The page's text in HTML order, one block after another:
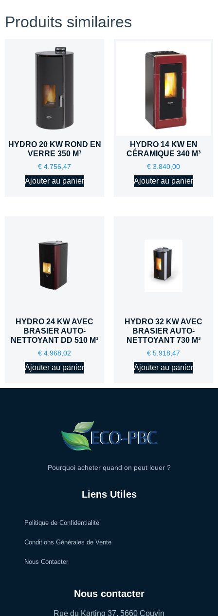
Produits similaires
HYDRO 20 KW ROND EN
VERRE 350 M³
€ 4.756,47
Ajouter au panier
HYDRO 14 KW EN
CÉRAMIQUE 340 M³
€ 3.840,00
Ajouter au panier
HYDRO 24 KW AVEC
BRASIER AUTO-
NETTOYANT DD 510 M³
€ 4.968,02
Ajouter au panier
HYDRO 32 KW AVEC
BRASIER AUTO-
NETTOYANT 730 M³
€ 5.918,47
Ajouter au panier
Pourquoi acheter quand on peut louer ?
Liens Utiles
Politique de Confidentialité
Conditions Générales de Vente
Nous Contacter
Nous contacter
Rue du Karting 37, 5660 Couvin